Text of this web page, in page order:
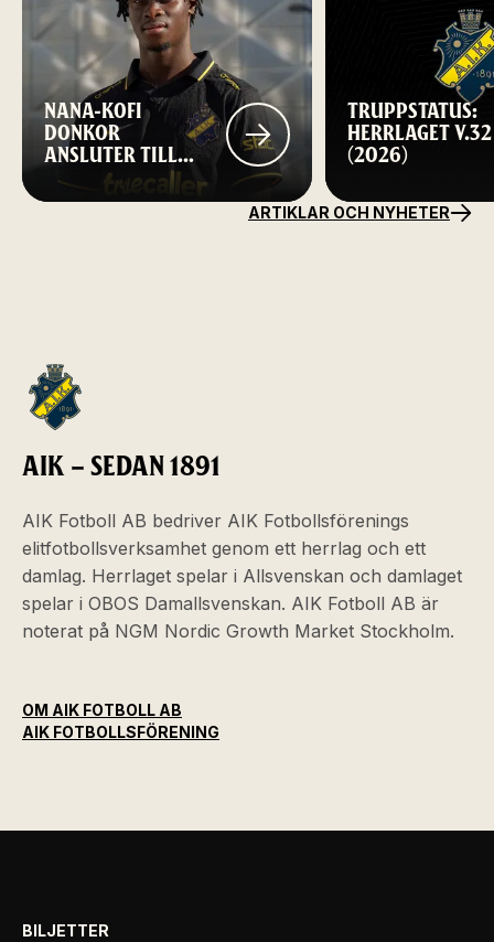
NANA-KOFI
DONKOR
ANSLUTER TILL
AIK FOTBOLL
TRUPPSTATUS:
HERRLAGET V.32
(2026)
ARTIKLAR OCH NYHETER
AIK – SEDAN 1891
AIK Fotboll AB bedriver AIK Fotbollsförenings
elitfotbollsverksamhet genom ett herrlag och ett
damlag. Herrlaget spelar i Allsvenskan och damlaget
spelar i OBOS Damallsvenskan. AIK Fotboll AB är
noterat på NGM Nordic Growth Market Stockholm.
OM AIK FOTBOLL AB
AIK FOTBOLLSFÖRENING
BILJETTER